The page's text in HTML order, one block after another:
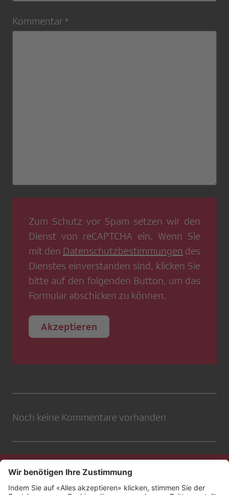
Kommentar *
Zum Schutz vor Spam setzen wir den
Dienst von reCAPTCHA ein. Wenn Sie
mit den Datenschutzbestimmungen des
Dienstes einverstanden sind, klicken Sie
bitte auf den folgenden Button, um das
Formular abschicken zu können.
Akzeptieren
Noch keine Kommentare vorhanden
Kontakt